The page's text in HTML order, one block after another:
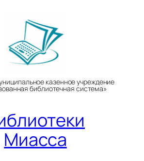
казенное учреждение
библиотечная система»
Миасса